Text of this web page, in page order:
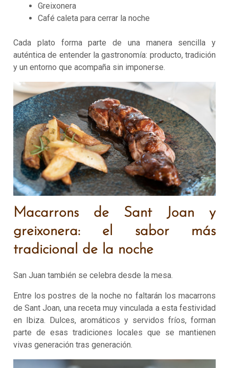
Greixonera
Café caleta para cerrar la noche
Cada plato forma parte de una manera sencilla y
auténtica de entender la gastronomía: producto, tradición
y un entorno que acompaña sin imponerse.
Macarrons de Sant Joan y
greixonera: el sabor más
tradicional de la noche
San Juan también se celebra desde la mesa.
Entre los postres de la noche no faltarán los macarrons
de Sant Joan, una receta muy vinculada a esta festividad
en Ibiza. Dulces, aromáticos y servidos fríos, forman
parte de esas tradiciones locales que se mantienen
vivas generación tras generación.